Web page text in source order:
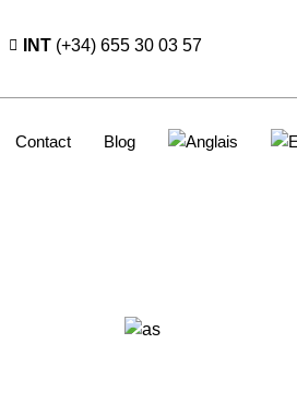
INT (+34) 655 30 03 57
Contact Blog